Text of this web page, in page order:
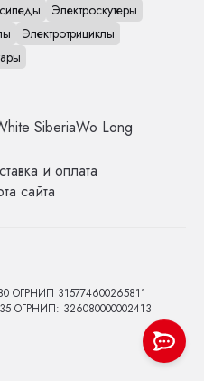
Электроскутеры
Электротрициклы
SiberiaWo Long
и оплата
сайта
ОГРНИП 315774600265811
ОГРНИП: 326080000002413